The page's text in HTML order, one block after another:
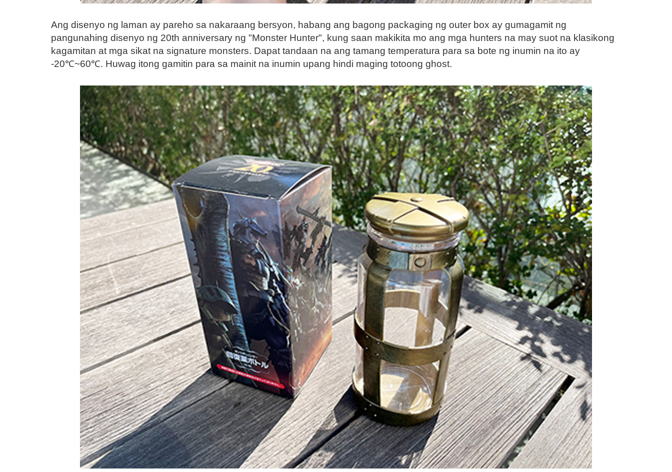
Ang disenyo ng laman ay pareho sa nakaraang bersyon, habang ang bagong packaging ng outer box ay gumagamit ng
pangunahing disenyo ng 20th anniversary ng "Monster Hunter", kung saan makikita mo ang mga hunters na may suot na klasikong
kagamitan at mga sikat na signature monsters. Dapat tandaan na ang tamang temperatura para sa bote ng inumin na ito ay
-20℃~60℃. Huwag itong gamitin para sa mainit na inumin upang hindi maging totoong ghost.